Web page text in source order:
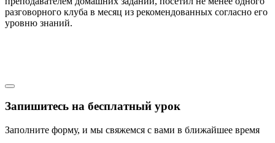
разговорного клуба в месяц из рекомендованных согласно его
уровню знаний.
Запишитесь на бесплатный урок
Заполните форму, и мы свяжемся с вами в ближайшее время